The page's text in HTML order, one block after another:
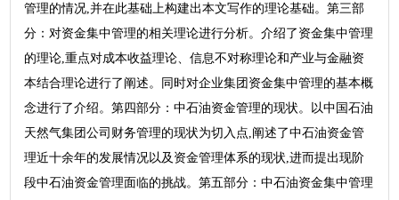
管理的情况,并在此基础上构建出本文写作的理论基础。第三部
分：对资金集中管理的相关理论进行分析。介绍了资金集中管理
的理论,重点对成本收益理论、信息不对称理论和产业与金融资
本结合理论进行了阐述。同时对企业集团资金集中管理的基本概
念进行了介绍。第四部分：中石油资金管理的现状。以中国石油
天然气集团公司财务管理的现状为切入点,阐述了中石油资金管
理近十余年的发展情况以及资金管理体系的现状,进而提出现阶
段中石油资金管理面临的挑战。第五部分：中石油资金集中管理